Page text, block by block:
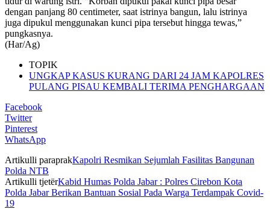
dengan panjang 80 centimeter, saat istrinya bangun, lalu istrinya
juga dipukul menggunakan kunci pipa tersebut hingga tewas,”
pungkasnya.
(Har/Ag)
TOPIK
UNGKAP KASUS KURANG DARI 24 JAM KAPOLRES
PULANG PISAU KEMBALI TERIMA PENGHARGAAN
Facebook
Twitter
Pinterest
WhatsApp
Artikulli paraprakKapolri Resmikan Sejumlah Fasilitas Bangunan
Polda NTB
Artikulli tjetërKabid Humas Polda Jabar : Polres Cirebon Kota
Polda Jabar Berikan Bantuan Sosial Pada Warga Terdampak Covid-
19